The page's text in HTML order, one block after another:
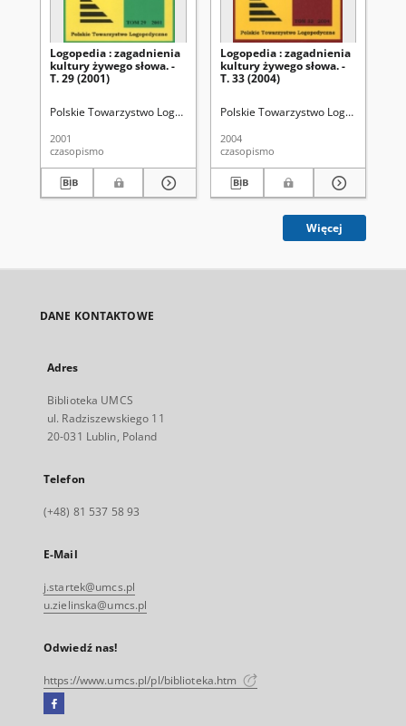
Logopedia : zagadnienia
kultury żywego słowa. -
T. 29 (2001)
Polskie Towarzystwo Logopedyczne Grabias, Stanisław (1942- ). Red.
2001
czasopismo
Logopedia : zagadnienia
kultury żywego słowa. -
T. 33 (2004)
Polskie Towarzystwo Logopedyczne
2004
czasopismo
Więcej
DANE KONTAKTOWE
Adres
Biblioteka UMCS
ul. Radziszewskiego 11
20-031 Lublin, Poland
Telefon
(+48) 81 537 58 93
E-Mail
j.startek@umcs.pl
u.zielinska@umcs.pl
Odwiedź nas!
https://www.umcs.pl/pl/biblioteka.htm
Facebook